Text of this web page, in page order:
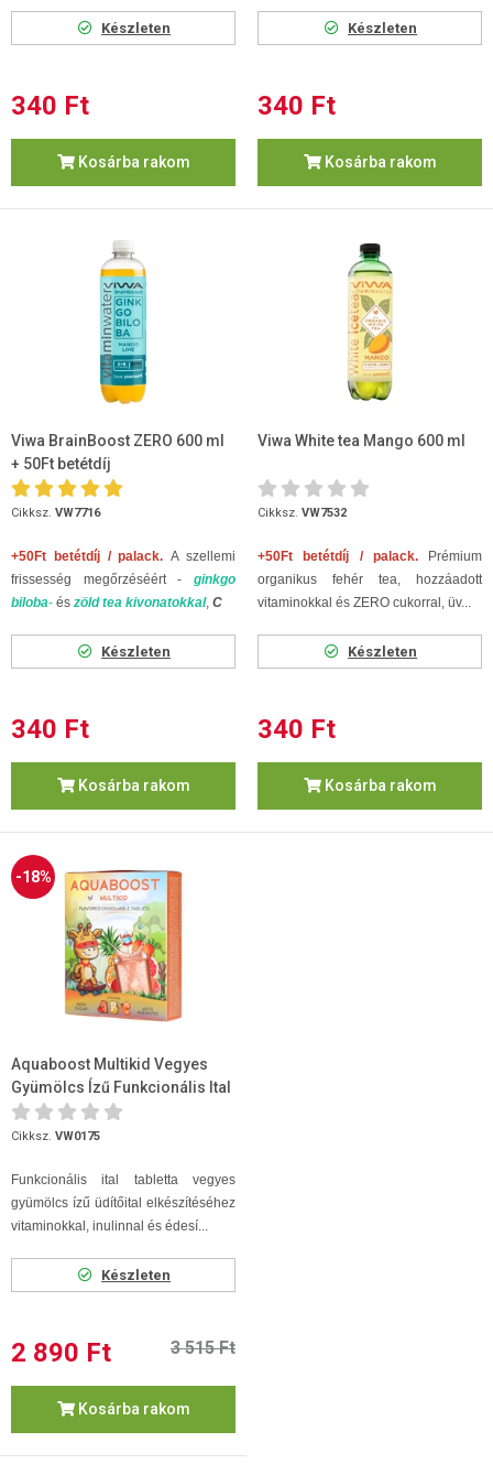
Készleten
340 Ft
Kosárba rakom
Készleten
340 Ft
Kosárba rakom
Viwa BrainBoost ZERO 600 ml
+ 50Ft betétdíj
Cikksz. VW7716
+50Ft betétdíj / palack.A szellemi
frissesség megőrzéséért - ginkgo
biloba- és zöld tea kivonatokkal, C
Készleten
340 Ft
Kosárba rakom
Viwa White tea Mango 600 ml
Cikksz. VW7532
+50Ft betétdíj / palack.
Prémium
organikus fehér tea, hozzáadott
vitaminokkal és ZERO cukorral, üv...
Készleten
340 Ft
Kosárba rakom
-18%
Aquaboost Multikid Vegyes
Gyümölcs Ízű Funkcionális Ital
Tabletta 18db
Cikksz. VW0175
Funkcionális ital tabletta vegyes
gyümölcs ízű üdítőital elkészítéséhez
vitaminokkal, inulinnal és édesí...
Készleten
2 890 Ft 3 515 Ft
Kosárba rakom